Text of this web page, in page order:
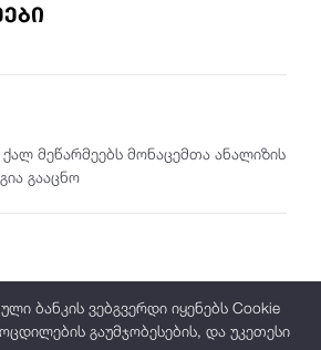
მეწარმეებს მონაცემთა ანალიზის
გააცნო
იწყებს
ბანკის ვებგვერდი იყენებს Cookie
გაუმჯობესების, და უკეთესი